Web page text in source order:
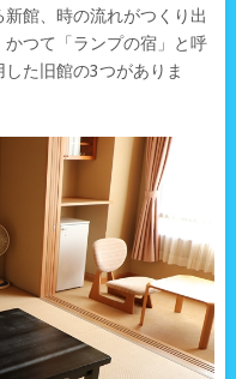
館、時の流れがつくり出
つて「ランプの宿」と呼
た旧館の3つがありま